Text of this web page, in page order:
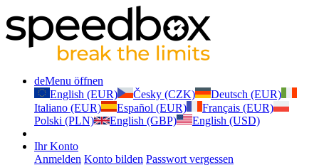
deMenu öffnen
English (EUR)
Česky (CZK)
Deutsch (EUR)
Italiano (EUR)
Español (EUR)
Français (EUR)
Polski (PLN)
English (GBP) English (USD)
Ihr Konto
Anmelden Konto bilden Passwort vergessen